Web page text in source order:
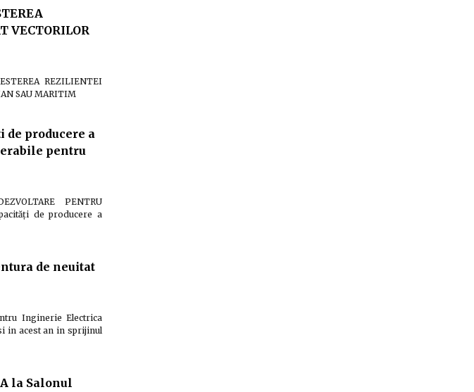
VECTORILOR
REZILIENTEI
SAU MARITIM
de producere a
pentru
PENTRU
de producere a
de neuitat
Inginerie Electrica
in acest an in sprijinul
la Salonul